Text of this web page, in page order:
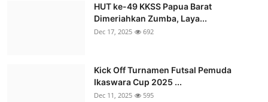
HUT ke-49 KKSS Papua Barat
Dimeriahkan Zumba, Laya...
Dec 17, 2025 692
Kick Off Turnamen Futsal Pemuda
Ikaswara Cup 2025 ...
Dec 11, 2025 595